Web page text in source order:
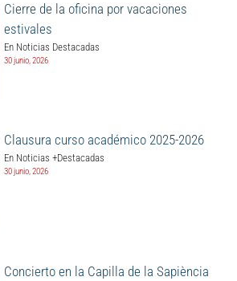
Cierre de la oficina por vacaciones
estivales
En Noticias Destacadas
30 junio, 2026
Clausura curso académico 2025-2026
En Noticias +Destacadas
30 junio, 2026
Concierto en la Capilla de la Sapiència